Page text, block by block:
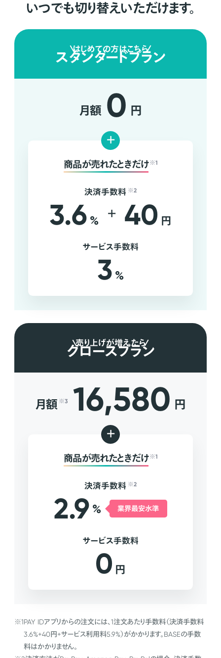
いつでも切り替えいただけます。
はじめての方はこちら
スタンダードプラン
月額 0 円
+
商品が売れたときだけ ※1
決済手数料 ※2
3.6 % + 40 円
サービス手数料
3 %
売り上げが増えたら
グロースプラン
月額 ※3 16,580 円
+
商品が売れたときだけ ※1
決済手数料 ※2
2.9 % 業界最安水準
サービス手数料
0 円
※1PAY IDアプリからの注文には、1注文あたり手数料（決済手数料
3.6%+40円+サービス利用料5.9%）がかかります。BASEの手数
料はかかりません。